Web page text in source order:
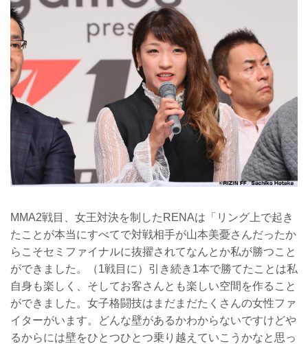
MMA2戦目、女王対決を制したRENAは「リング上で起き
たことが本当にすべてで対戦相手が山本美憂さんだったか
らこそセミファイナルに抜擢されてなんとか私が勝つこと
ができました。（1戦目に）引き続き1本で勝てたことは私
自身も楽しく、そしてお客さんとも楽しい空間を作ること
ができました。女子格闘技はまだまだたくさんの女性ファ
イターがいます。どんな壁があるかわからないですけどや
るからには壁をひとつひとつ乗り越えていこうかなと思っ